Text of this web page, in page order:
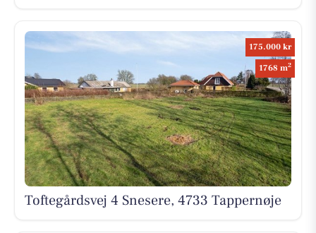
175.000 kr
1768 m2
Toftegårdsvej 4 Snesere, 4733 Tappernøje